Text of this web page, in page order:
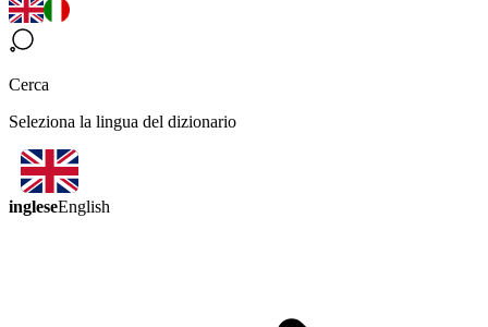
Cerca
Seleziona la lingua del dizionario
ingleseEnglish